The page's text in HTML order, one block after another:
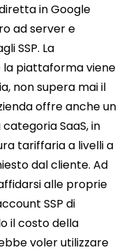
in Google
ad server e
SSP. La
piattaforma viene
non supera mai il
offre anche un
SaaS, in
tariffaria a livelli a
dal cliente. Ad
alle proprie
SSP di
il costo della
voler utilizzare